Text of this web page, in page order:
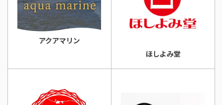
アクアマリン
ほしよみ堂